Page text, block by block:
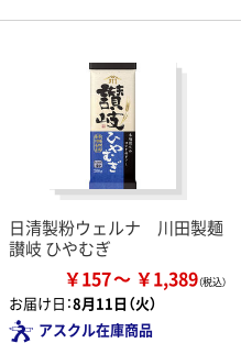
日清製粉ウェルナ 川田製麺
讃岐 ひやむぎ
￥157 ￥1,389
お届け日：8月11日（火）
アスクル在庫商品